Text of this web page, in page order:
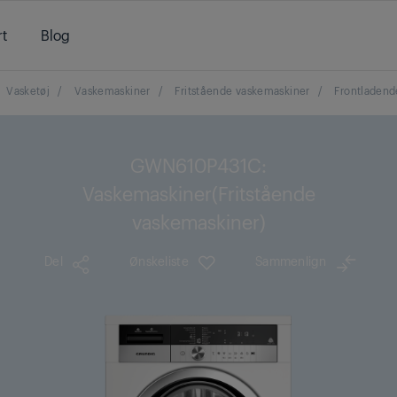
Blog
Vasketøj / Vaskemaskiner / Fritstående vaskemaskiner /